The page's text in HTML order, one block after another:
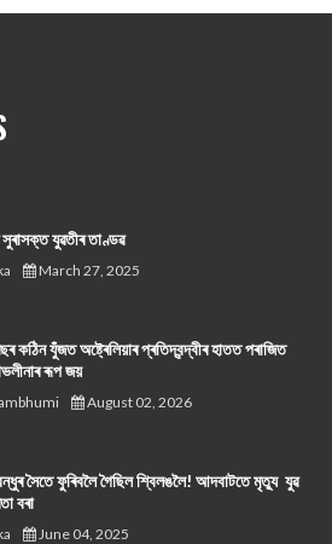
সুৰাসক্ত যুৱতীৰ তাণ্ডৱ
March 27, 2025
কঠিন যুঁজত অষ্ট্ৰেলিয়াৰ প্ৰতিদ্বন্দ্বীৰ হাতত পৰাজিত
ৰূপ জয়
August 02, 2026
বন্ধুৰ সৈতে ফুৰিবলৈ গৈছিল শ্বিলঙলৈ! আদবাটতে মৃত্যু যুৱ
বৰা
June 04, 2025